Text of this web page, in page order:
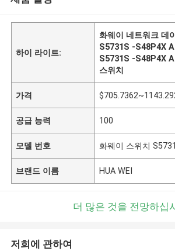
하이 라이트:
화웨이 네트워크 데
S5731S -S48P4X
S5731S -S48P4X
스위치
가격
공급 능력 100
모델 번호 화웨이 스위치
브랜드 이름 HUA WEI
더 많은 것을 전망하십
저희에 관하여